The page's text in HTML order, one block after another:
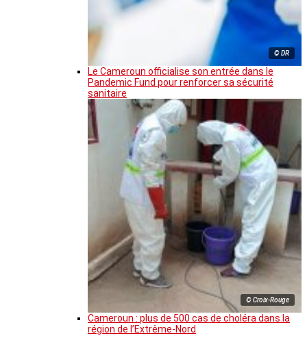
© DR
Le Cameroun officialise son entrée dans le
Pandemic Fund pour renforcer sa sécurité
sanitaire
© Croix-Rouge
Cameroun : plus de 500 cas de choléra dans la
région de l’Extrême-Nord